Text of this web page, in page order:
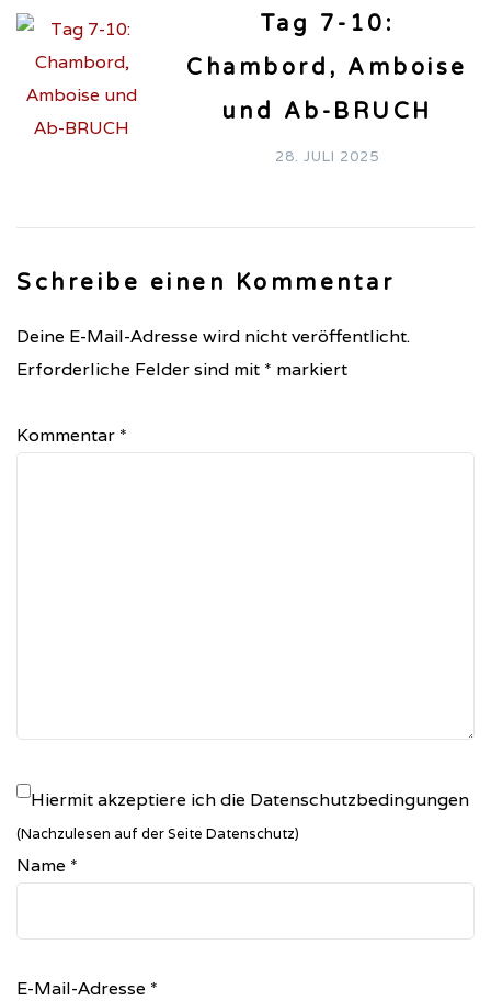
Tag 7-10:
Chambord, Amboise
und Ab-BRUCH
28. JULI 2025
Schreibe einen Kommentar
Deine E-Mail-Adresse wird nicht veröffentlicht.
Erforderliche Felder sind mit * markiert
Kommentar *
Hiermit akzeptiere ich die Datenschutzbedingungen
(Nachzulesen auf der Seite Datenschutz)
Name *
E-Mail-Adresse *